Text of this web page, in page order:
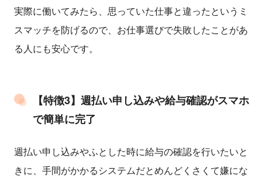
実際に働いてみたら、思っていた仕事と違ったというミ
スマッチを防げるので、お仕事選びで失敗したことがあ
る人にも安心です。
【特徴3】週払い申し込みや給与確認がスマホ
で簡単に完了
週払い申し込みやふとした時に給与の確認を行いたいと
きに、手間がかかるシステムだとめんどくさくて嫌にな